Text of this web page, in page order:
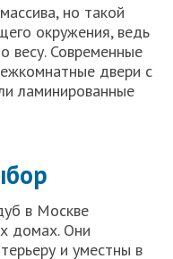
но такой
окружения, ведь
весу. Современные
двери с
ламинированные
в Москве
домах. Они
и уместны в